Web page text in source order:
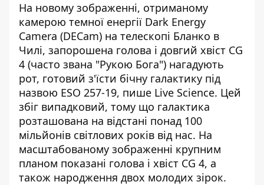
На новому зображенні, отриманому
камерою темної енергії Dark Energy
Camera (DECam) на телескопі Бланко в
Чилі, запорошена голова і довгий хвіст CG
4 (часто звана "Рукою Бога") нагадують
рот, готовий з'їсти бічну галактику під
назвою ESO 257-19, пише Live Science. Цей
збіг випадковий, тому що галактика
розташована на відстані понад 100
мільйонів світлових років від нас. На
масштабованому зображенні крупним
планом показані голова і хвіст CG 4, а
також народження двох молодих зірок.